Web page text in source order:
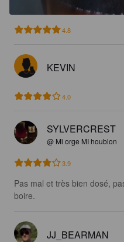
4.8
KEVIN
4.0
SYLVERCREST
@ Mi orge MI houblon
3.9
Pas mal et très bien dosé,
boire.
JJ_BEARMAN